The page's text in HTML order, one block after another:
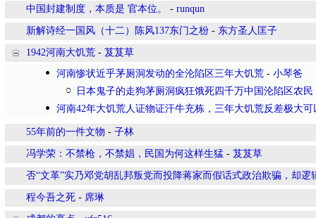
中国封建制度，本质是 官本位。 - runqun
新解诗经一国风（十二）陈风137东门之枌 - 东方圣人匡子
1942河南大饥荒 - 芨芨草
河南惨状近乎茅厕洞发动的全沦陷区三年大饥荒 - 小琴爸
日本鬼子的走狗茅厕洞疯狂饿死四千万中国沦陷区农民
河南42年大饥荒人证物证汗牛充栋，三年大饥荒反差极大可
55年前的一件文物 - 子林
冯学荣：不禁枪，不禁娼，民国为何这样生猛 - 芨芨草
否“文革”实乃邓党胡乱邦叛党而投降蒋家而假话式政治欺骗，却逻
程今吾之死 - 席琳